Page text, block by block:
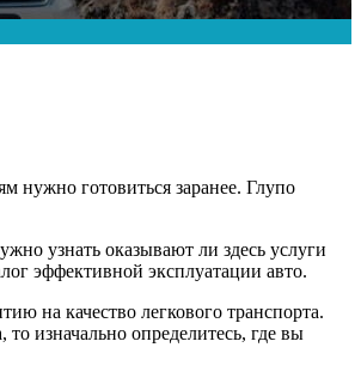
нужно готовиться заранее. Глупо
узнать оказывают ли здесь услуги
эффективной эксплуатации авто.
на качество легкового транспорта.
изначально определитесь, где вы